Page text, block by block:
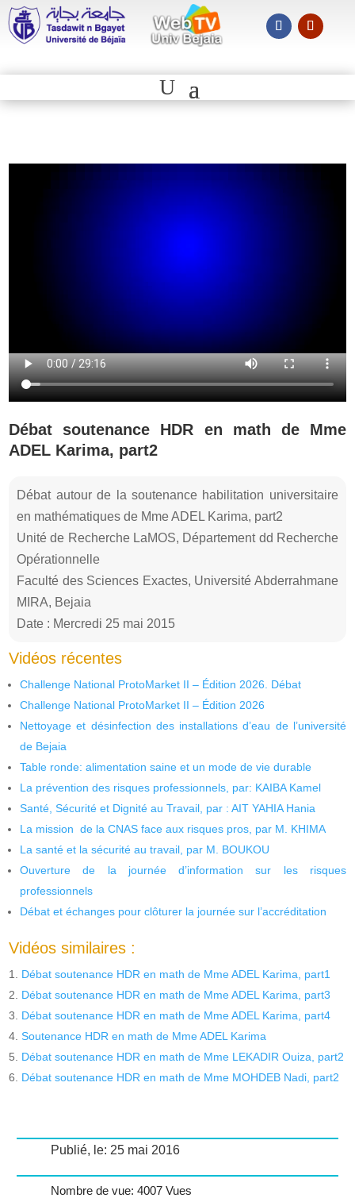
Débat soutenance HDR en math de Mme
ADEL Karima, part2
Débat autour de la soutenance habilitation universitaire
en mathématiques de Mme ADEL Karima, part2
Unité de Recherche LaMOS, Département dd Recherche
Opérationnelle
Faculté des Sciences Exactes, Université Abderrahmane
MIRA, Bejaia
Date : Mercredi 25 mai 2015
Vidéos récentes
Challenge National ProtoMarket II – Édition 2026. Débat
Challenge National ProtoMarket II – Édition 2026
Nettoyage et désinfection des installations d’eau de l’université
de Bejaia
Table ronde: alimentation saine et un mode de vie durable
La prévention des risques professionnels, par: KAIBA Kamel
Santé, Sécurité et Dignité au Travail, par : AIT YAHIA Hania
La mission de la CNAS face aux risques pros, par M. KHIMA
La santé et la sécurité au travail, par M. BOUKOU
Ouverture de la journée d’information sur les risques
professionnels
Débat et échanges pour clôturer la journée sur l’accréditation
Vidéos similaires :
Débat soutenance HDR en math de Mme ADEL Karima, part1
Débat soutenance HDR en math de Mme ADEL Karima, part3
Débat soutenance HDR en math de Mme ADEL Karima, part4
Soutenance HDR en math de Mme ADEL Karima
Débat soutenance HDR en math de Mme LEKADIR Ouiza, part2
Débat soutenance HDR en math de Mme MOHDEB Nadi, part2
Publié, le: 25 mai 2016
Nombre de vue: 4007 Vues